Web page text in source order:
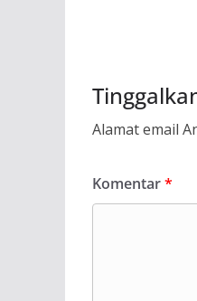
Alamat email
Komentar*